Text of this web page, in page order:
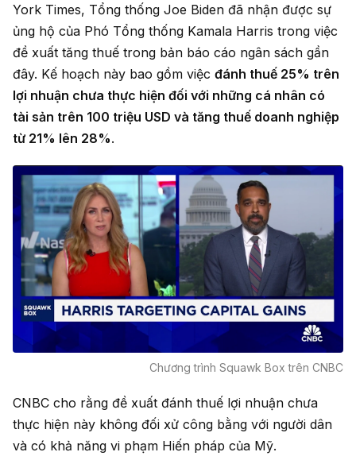
York Times, Tổng thống Joe Biden đã nhận được sự
ủng hộ của Phó Tổng thống Kamala Harris trong việc
đề xuất tăng thuế trong bản báo cáo ngân sách gần
đây. Kế hoạch này bao gồm việc đánh thuế 25% trên
lợi nhuận chưa thực hiện đối với những cá nhân có
tài sản trên 100 triệu USD và tăng thuế doanh nghiệp
từ 21% lên 28%.
Chương trình Squawk Box trên CNBC
CNBC cho rằng đề xuất đánh thuế lợi nhuận chưa
thực hiện này không đối xử công bằng với người dân
và có khả năng vi phạm Hiến pháp của Mỹ.